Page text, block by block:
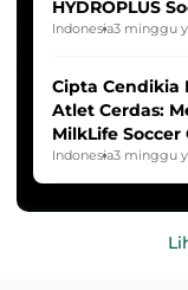
HYDROPLUS
2025/2026
Indonesia3 minggu
Cipta Cendikia
Atlet Cerdas:
MilkLife
HYDROPLUS
Indonesia3 minggu